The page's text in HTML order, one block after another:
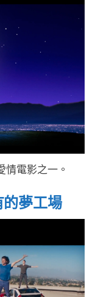
情電影之一。
的夢工場